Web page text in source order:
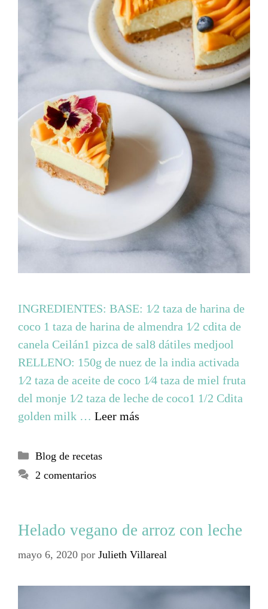
INGREDIENTES: BASE: 1⁄2 taza de harina de
coco 1 taza de harina de almendra 1⁄2 cdita de
canela Ceilán1 pizca de sal8 dátiles medjool
RELLENO: 150g de nuez de la india activada
1⁄2 taza de aceite de coco 1⁄4 taza de miel fruta
del monje 1⁄2 taza de leche de coco1 1/2 Cdita
golden milk … Leer más
Blog de recetas
2 comentarios
Helado vegano de arroz con leche
mayo 6, 2020 por Julieth Villareal